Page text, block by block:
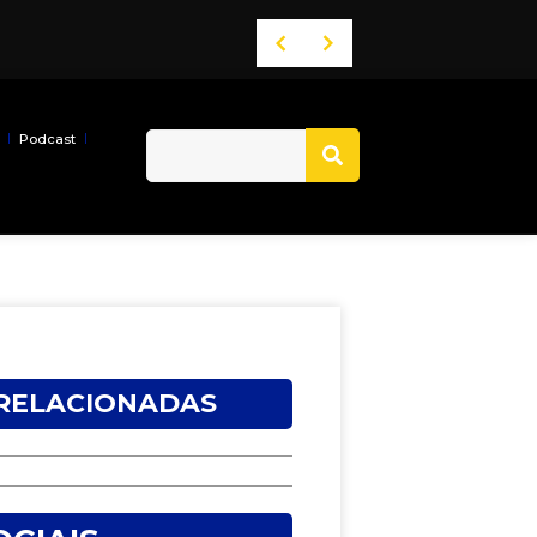
na publicidade nacional
Podcast